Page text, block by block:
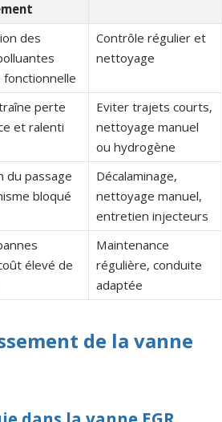
des
fonctionnelle
Contrôle régulier et
nettoyage
perte
et ralenti
Eviter trajets courts,
nettoyage manuel
ou hydrogène
du passage
bloqué
Décalaminage,
nettoyage manuel,
entretien injecteurs
élevé de
Maintenance
régulière, conduite
adaptée
de la vanne